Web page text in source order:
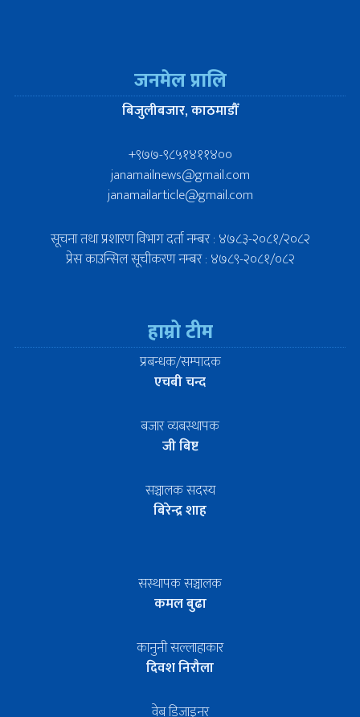
जनमेल प्रालि
बिजुलीबजार, काठमाडौँ
+९७७-९८५१४११४००
janamailnews@gmail.com
janamailarticle@gmail.com
सूचना तथा प्रशारण विभाग दर्ता नम्बर : ४७८३-२०८१/२०८२
प्रेस काउन्सिल सूचीकरण नम्बर : ४७८९-२०८१/०८२
हाम्रो टीम
प्रबन्धक/सम्पादक
एचबी चन्द
बजार व्यबस्थापक
जी बिष्ट
सञ्चालक सदस्य
बिरेन्द्र शाह
सस्थापक सञ्चालक
कमल बुढा
कानुनी सल्लाहाकार
दिवश निरौला
वेब डिजाइनर